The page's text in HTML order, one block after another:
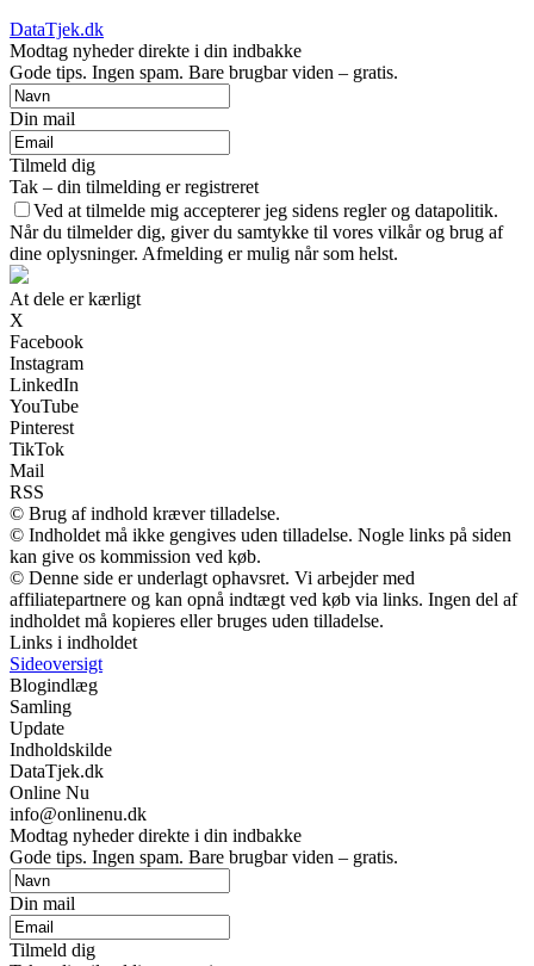
DataTjek.dk
Modtag nyheder direkte i din indbakke
Gode tips. Ingen spam. Bare brugbar viden – gratis.
Din mail
Tilmeld dig
Tak – din tilmelding er registreret
Ved at tilmelde mig accepterer jeg sidens regler og datapolitik.
Når du tilmelder dig, giver du samtykke til vores vilkår og brug af
dine oplysninger. Afmelding er mulig når som helst.
At dele er kærligt
X
Facebook
Instagram
LinkedIn
YouTube
Pinterest
TikTok
Mail
RSS
© Brug af indhold kræver tilladelse.
© Indholdet må ikke gengives uden tilladelse. Nogle links på siden
kan give os kommission ved køb.
© Denne side er underlagt ophavsret. Vi arbejder med
affiliatepartnere og kan opnå indtægt ved køb via links. Ingen del af
indholdet må kopieres eller bruges uden tilladelse.
Links i indholdet
Sideoversigt
Blogindlæg
Samling
Update
Indholdskilde
DataTjek.dk
Online Nu
info@onlinenu.dk
Modtag nyheder direkte i din indbakke
Gode tips. Ingen spam. Bare brugbar viden – gratis.
Din mail
Tilmeld dig